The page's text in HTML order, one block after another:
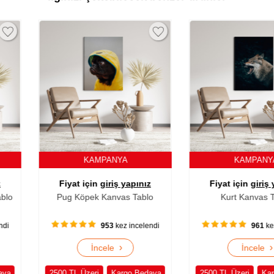
Tablo
incelendi
KAMPANYA
Fiyat içingiriş yapınız
Kurt Kanvas Tablo
961kez incelendi
İncele
Fiyat
Cami